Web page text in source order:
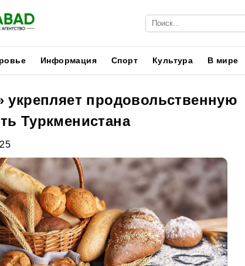
Информация Спорт Культура В мире
укрепляет продовольственную
Туркменистана